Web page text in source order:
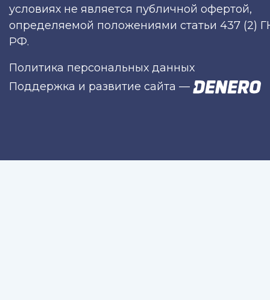
условиях не является публичной офертой,
определяемой положениями статьи 437 (2)
РФ.
Политика персональных данных
Поддержка и развитие сайта —